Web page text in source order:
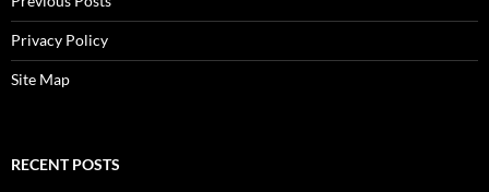
Privacy Policy
Site Map
RECENT POSTS